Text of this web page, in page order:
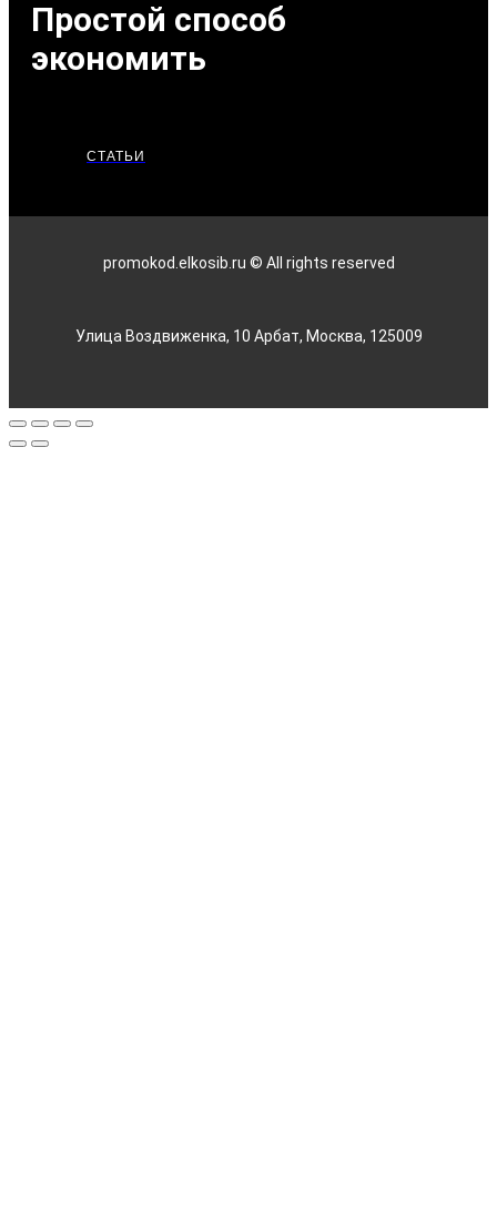
Простой способ
экономить
СТАТЬИ
promokod.elkosib.ru © All rights reserved
Улица Воздвиженка, 10 Арбат, Москва, 125009